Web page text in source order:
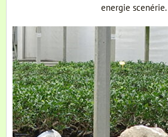
energie scenérie.